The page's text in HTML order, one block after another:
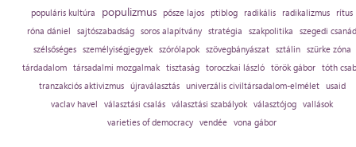
populáris kultúra
populizmus pősze lajos ptiblog radikális radikalizmus
rítus
róna dániel
sajtószabadság soros alapítvány stratégia szakpolitika
szegedi
szélsőséges
személyiségjegyek szórólapok szövegbányászat sztálin
szürke zóna
tárdadalom társadalmi mozgalmak tisztaság toroczkai lászló török gábor tóth
tranzakciós aktivizmus
újraválasztás univerzális civiltársadalom-elmélet
usaid
vaclav havel
választási csalás választási szabályok választójog vallások
varieties of democracy vendée vona gábor